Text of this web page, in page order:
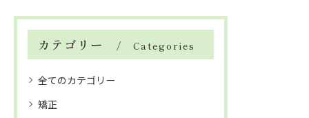
カテゴリー Categories
全てのカテゴリー
矯正